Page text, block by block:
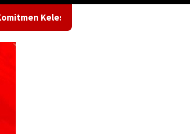
Konferensi Sungai Indonesia 2026